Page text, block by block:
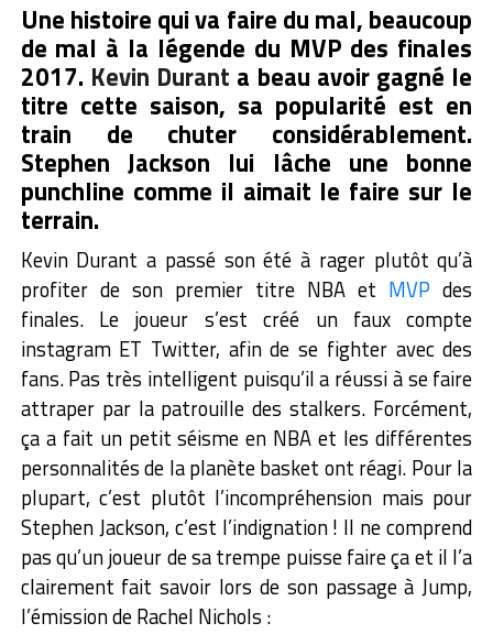
Une histoire qui va faire du mal, beaucoup
de mal à la légende du MVP des finales
2017. Kevin Durant a beau avoir gagné le
titre cette saison, sa popularité est en
train de chuter considérablement.
Stephen Jackson lui lâche une bonne
punchline comme il aimait le faire sur le
terrain.
Kevin Durant a passé son été à rager plutôt qu’à
profiter de son premier titre NBA et MVP des
finales. Le joueur s’est créé un faux compte
instagram ET Twitter, afin de se fighter avec des
fans. Pas très intelligent puisqu’il a réussi à se faire
attraper par la patrouille des stalkers. Forcément,
ça a fait un petit séisme en NBA et les différentes
personnalités de la planète basket ont réagi. Pour la
plupart, c’est plutôt l’incompréhension mais pour
Stephen Jackson, c’est l’indignation ! Il ne comprend
pas qu’un joueur de sa trempe puisse faire ça et il l’a
clairement fait savoir lors de son passage à Jump,
l’émission de Rachel Nichols :